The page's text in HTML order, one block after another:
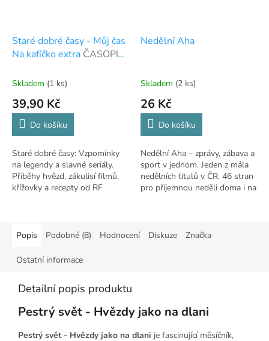
Staré dobré časy - Můj čas
Na kafíčko extra ČASOPIS
HVĚZD
Skladem (1 ks)
39,90 Kč
Do košíku
Staré dobré časy: Vzpomínky
na legendy a slavné seriály.
Příběhy hvězd, zákulisí filmů,
křížovky a recepty od RF
Nedělní Aha
Skladem (2 ks)
26 Kč
Do košíku
Nedělní Aha – zprávy, zábava a
sport v jednom. Jeden z mála
nedělních titulů v ČR. 46 stran
pro příjemnou neděli doma i na
Popis Podobné (8) Hodnocení Diskuze Značka
Ostatní informace
Detailní popis produktu
Pestrý svět - Hvězdy jako na dlani
Pestrý svět - Hvězdy jako na dlani je fascinující měsíčník,